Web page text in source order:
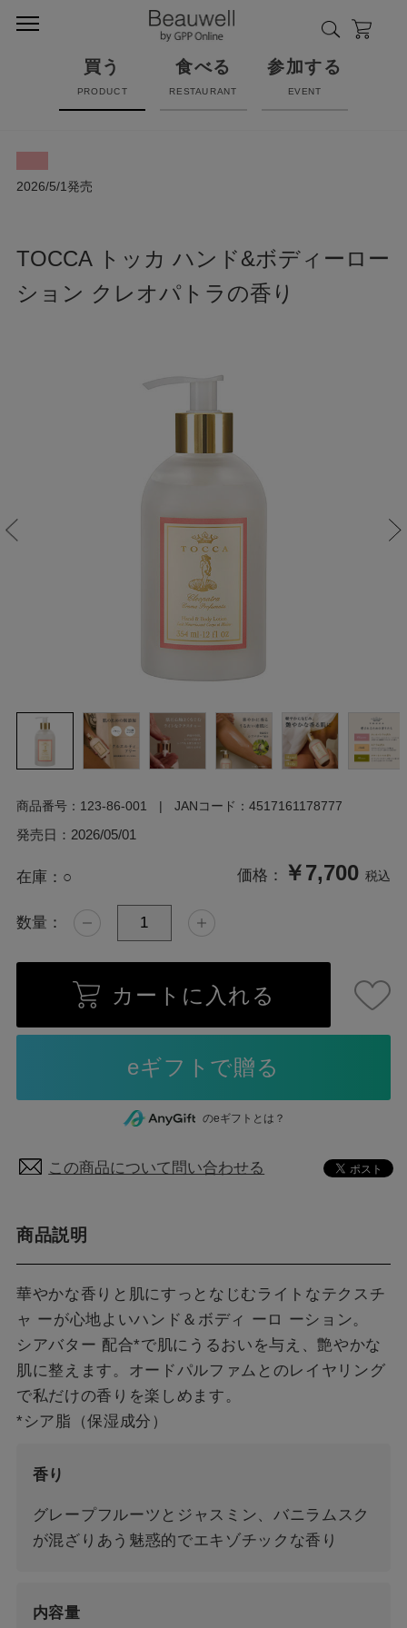
買う
PRODUCT
食べる
RESTAURANT
参加する
EVENT
2026/5/1発売
TOCCA トッカ ハンド&ボディーロー
ション クレオパトラの香り
発売日： 2026/05/01
商品番号： 123-86-001 JANコード： 4517161178777
在庫： ○ 価格： ￥7,700 税込
数量：
カートに入れる
のeギフトとは？
この商品について問い合わせる
商品説明
華やかな香りと肌にすっとなじむライトなテクスチ
ャ ーが心地よいハンド＆ボディ ーロ ーション。
シアバター 配合*で肌にうるおいを与え、艶やかな
肌に整えます。オードパルファムとのレイヤリング
で私だけの香りを楽しめます。
*シア脂（保湿成分）
香り
グレープフルーツとジャスミン、バニラムスク
が混ざりあう魅惑的でエキゾチックな香り
内容量